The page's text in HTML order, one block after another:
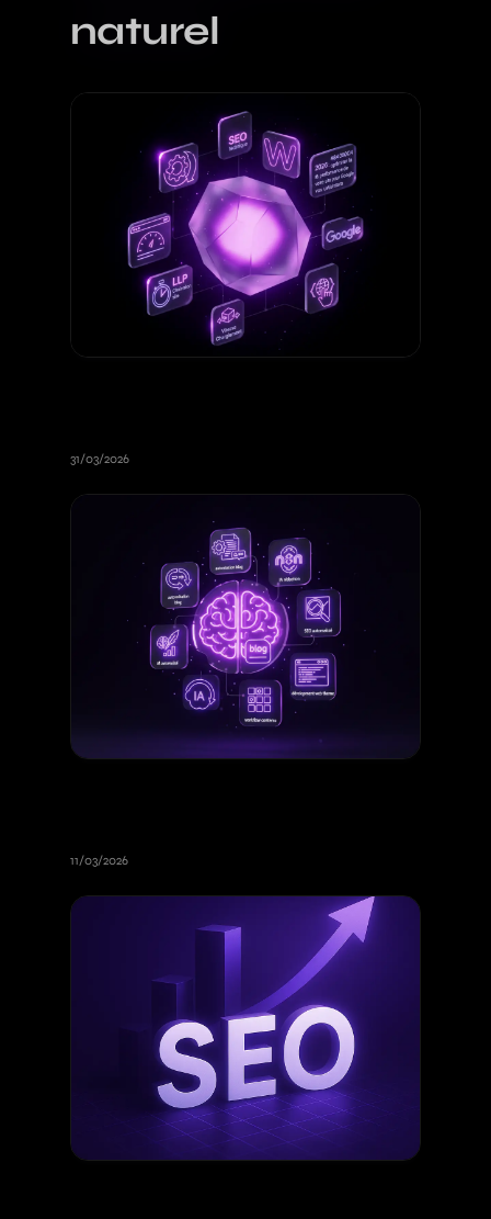
naturel
31/03/2026
11/03/2026